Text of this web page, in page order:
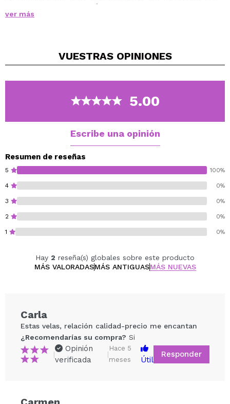
sentidos, como en la práctica de la “plena conciencia”.
Una combinación picante de jengibre y nuez moscada,
Una propuesta única para quienes buscan algo más
conecta.
ver más
VUESTRAS OPINIONES
5.00
Escribe una opinión
Resumen de reseñas
5 100%
4 0%
3 0%
2 0%
1 0%
Hay 2 reseña(s) globales sobre este producto
MÁS VALORADASMÁS ANTIGUASMÁS NUEVAS
Carla
Estas velas, relación calidad-precio me encantan
¿Recomendarías su compra? Si
|
Opinión
verificada
|
Hace 5
meses
Útil
Responder